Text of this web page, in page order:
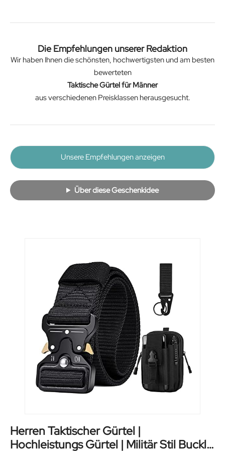
Die Empfehlungen unserer Redaktion
Wir haben Ihnen die schönsten, hochwertigsten und am besten
bewerteten
Taktische Gürtel für Männer
aus verschiedenen Preisklassen herausgesucht.
Unsere Empfehlungen anzeigen
Über diese Geschenkidee
Herren Taktischer Gürtel |
Hochleistungs Gürtel | Militär Stil Buckle